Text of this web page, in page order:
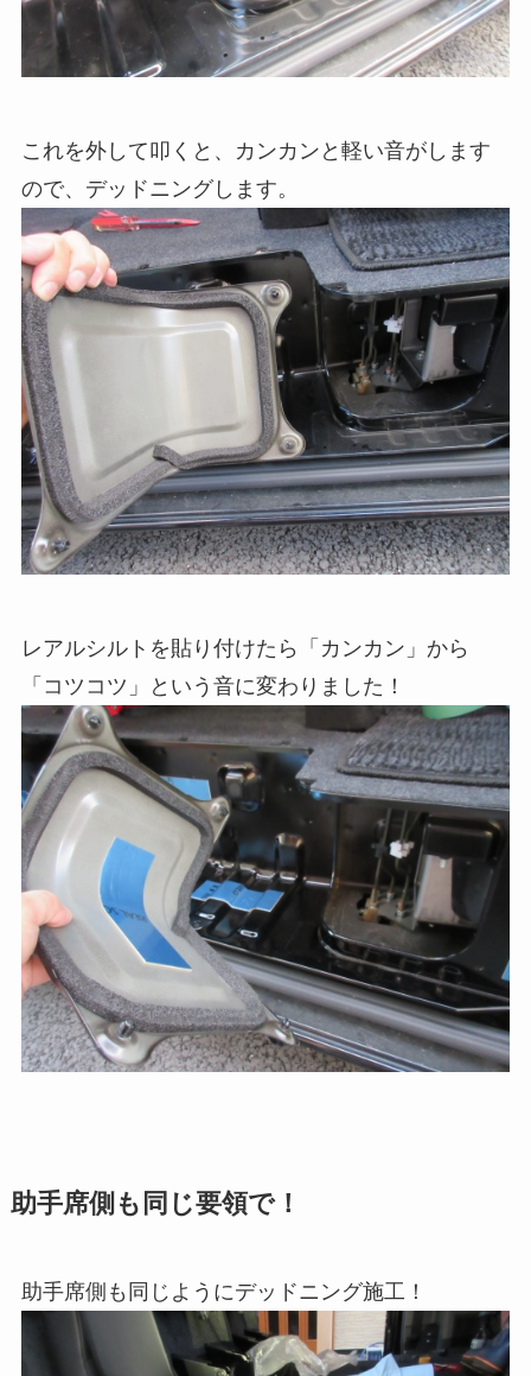
これを外して叩くと、カンカンと軽い音がします
ので、デッドニングします。
レアルシルトを貼り付けたら「カンカン」から
「コツコツ」という音に変わりました！
助手席側も同じ要領で！
助手席側も同じようにデッドニング施工！